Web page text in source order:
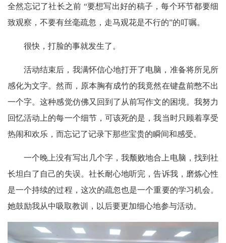
全然忘记了社长之前 “要想写出好的稿子，每个环节都要细
致观察，不要有丝毫疏忽，走马观花是不行的”的叮嘱。
很快，打脸的事就发生了。
活动结束后，我满怀信心地打开了电脑，准备将所见所
感化为文字。然而，原本胸有成竹的我竟然在键盘前憋不出
一个字。这种感觉仿佛又回到了从前写作文的困境。我努力
回忆活动上的每一个细节，可该死的是，我当时只顾着享受
热闹和欢乐，而忘记了记录下那些宝贵的瞬间和感受。
一个晚上没有写出几个字，我颓败地合上电脑，找到社
长坦白了自己的失误。社长耐心地听完，告诉我，磨炼心性
是一个持续的过程，这次的疏忽也是一个重要的学习机会。
她鼓励我从中吸取教训，以后要更加细心地参与活动。